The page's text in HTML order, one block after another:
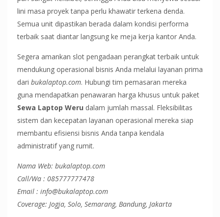
lini masa proyek tanpa perlu khawatir terkena denda.
Semua unit dipastikan berada dalam kondisi performa
terbaik saat diantar langsung ke meja kerja kantor Anda.
Segera amankan slot pengadaan perangkat terbaik untuk
mendukung operasional bisnis Anda melalui layanan prima
dari bukalaptop.com. Hubungi tim pemasaran mereka
guna mendapatkan penawaran harga khusus untuk paket
Sewa Laptop Weru dalam jumlah massal. Fleksibilitas
sistem dan kecepatan layanan operasional mereka siap
membantu efisiensi bisnis Anda tanpa kendala
administratif yang rumit.
Nama Web: bukalaptop.com
Call/Wa : 085777777478
Email : info@bukalaptop.com
Coverage: Jogja, Solo, Semarang, Bandung, Jakarta